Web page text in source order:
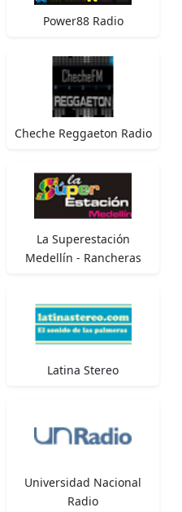
Power88 Radio
Cheche Reggaeton Radio
La Superestación
Medellín - Rancheras
Latina Stereo
Universidad Nacional
Radio